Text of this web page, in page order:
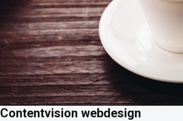
Contentvision webdesign